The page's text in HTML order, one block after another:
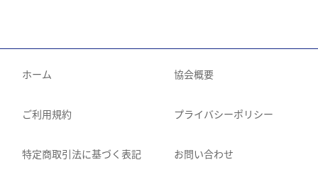
ホーム 協会概要
ご利用規約 プライバシーポリシー
特定商取引法に基づく表記 お問い合わせ